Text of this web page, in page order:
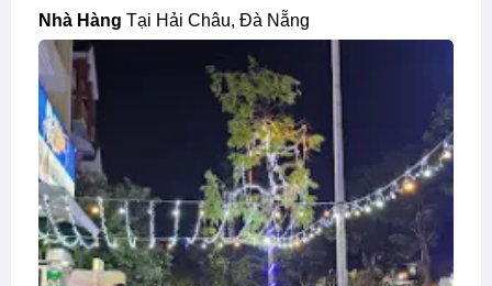
Nhà Hàng Tại Hải Châu, Đà Nẵng